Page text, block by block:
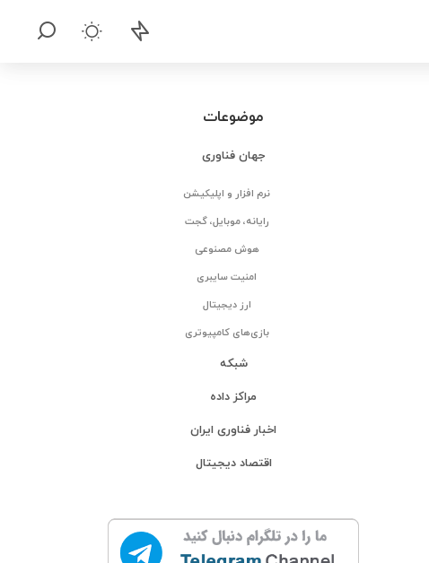
موضوعات
جهان فناوری
نرم افزار و اپلیکیشن
رایانه، موبایل، گجت
هوش مصنوعی
امنیت سایبری
ارز دیجیتال
بازی‌های کامپیوتری
شبکه
مراکز داده
اخبار فناوری ایران
اقتصاد دیجیتال